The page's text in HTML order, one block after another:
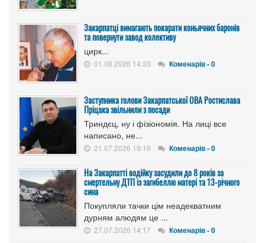
Закарпатці вимагають покарати коньячних баронів
та повернути завод колективу
цирк...
01.08.2026 14:33 Коменарів - 0
Заступника голови Закарпатської ОВА Ростислава
Пріцака звільнили з посади
Триндєц, ну і фізіономія. На лиці все
написано, не...
21.07.2026 19:16 Коменарів - 0
На Закарпатті водійку засудили до 8 років за
смертельну ДТП із загибеллю матері та 13-річного
сина
Покупляли тачки цім неадекватним
дурням алюдям це ...
27.07.2026 14:17 Коменарів - 0